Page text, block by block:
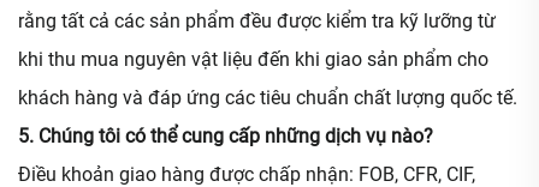
rằng tất cả các sản phẩm đều được kiểm tra kỹ lưỡng từ
khi thu mua nguyên vật liệu đến khi giao sản phẩm cho
khách hàng và đáp ứng các tiêu chuẩn chất lượng quốc tế.
5. Chúng tôi có thể cung cấp những dịch vụ nào?
Điều khoản giao hàng được chấp nhận: FOB, CFR, CIF,